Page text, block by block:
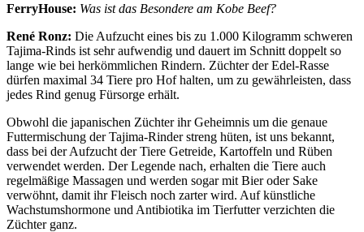
FerryHouse: Was ist das Besondere am Kobe Beef?
René Ronz: Die Aufzucht eines bis zu 1.000 Kilogramm schweren
Tajima-Rinds ist sehr aufwendig und dauert im Schnitt doppelt so
lange wie bei herkömmlichen Rindern. Züchter der Edel-Rasse
dürfen maximal 34 Tiere pro Hof halten, um zu gewährleisten, dass
jedes Rind genug Fürsorge erhält.
Obwohl die japanischen Züchter ihr Geheimnis um die genaue
Futtermischung der Tajima-Rinder streng hüten, ist uns bekannt,
dass bei der Aufzucht der Tiere Getreide, Kartoffeln und Rüben
verwendet werden. Der Legende nach, erhalten die Tiere auch
regelmäßige Massagen und werden sogar mit Bier oder Sake
verwöhnt, damit ihr Fleisch noch zarter wird. Auf künstliche
Wachstumshormone und Antibiotika im Tierfutter verzichten die
Züchter ganz.